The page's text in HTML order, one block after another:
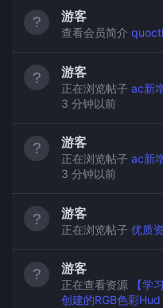
游客
查看会员简介
游客
正在浏览帖子 ac新
3 分钟以前
游客
正在浏览帖子 ac新
3 分钟以前
游客
正在浏览帖子 优质
游客
正在查看资源
【学
创建的RGB色彩Hud